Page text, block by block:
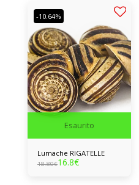
Esaurito
-10.64%
Lumache RIGATELLE
18.80€16.8€